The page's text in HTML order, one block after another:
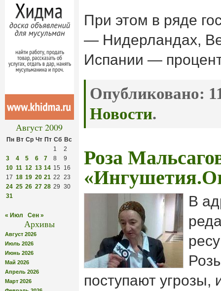
Август 2009
Пн Вт Ср Чт Пт Сб Вс
1
2
3
4 5 6 7 8
9
10 11 12 13 14 15
16
17 18 19 20 21 22 23
24 25 26 27 28 29 30
31
« Июл Сен »
Архивы
Август 2026
Июль 2026
Июнь 2026
Май 2026
Апрель 2026
Март 2026
При этом в ряде
— Нидерландах,
Испании —
Опубликовано:
Новости.
Роза
В
поступают угрозы,